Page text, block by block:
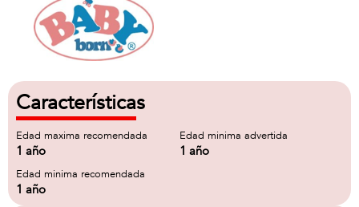
Características
Edad maxima recomendada
1 año
Edad minima advertida
1 año
Edad minima recomendada
1 año